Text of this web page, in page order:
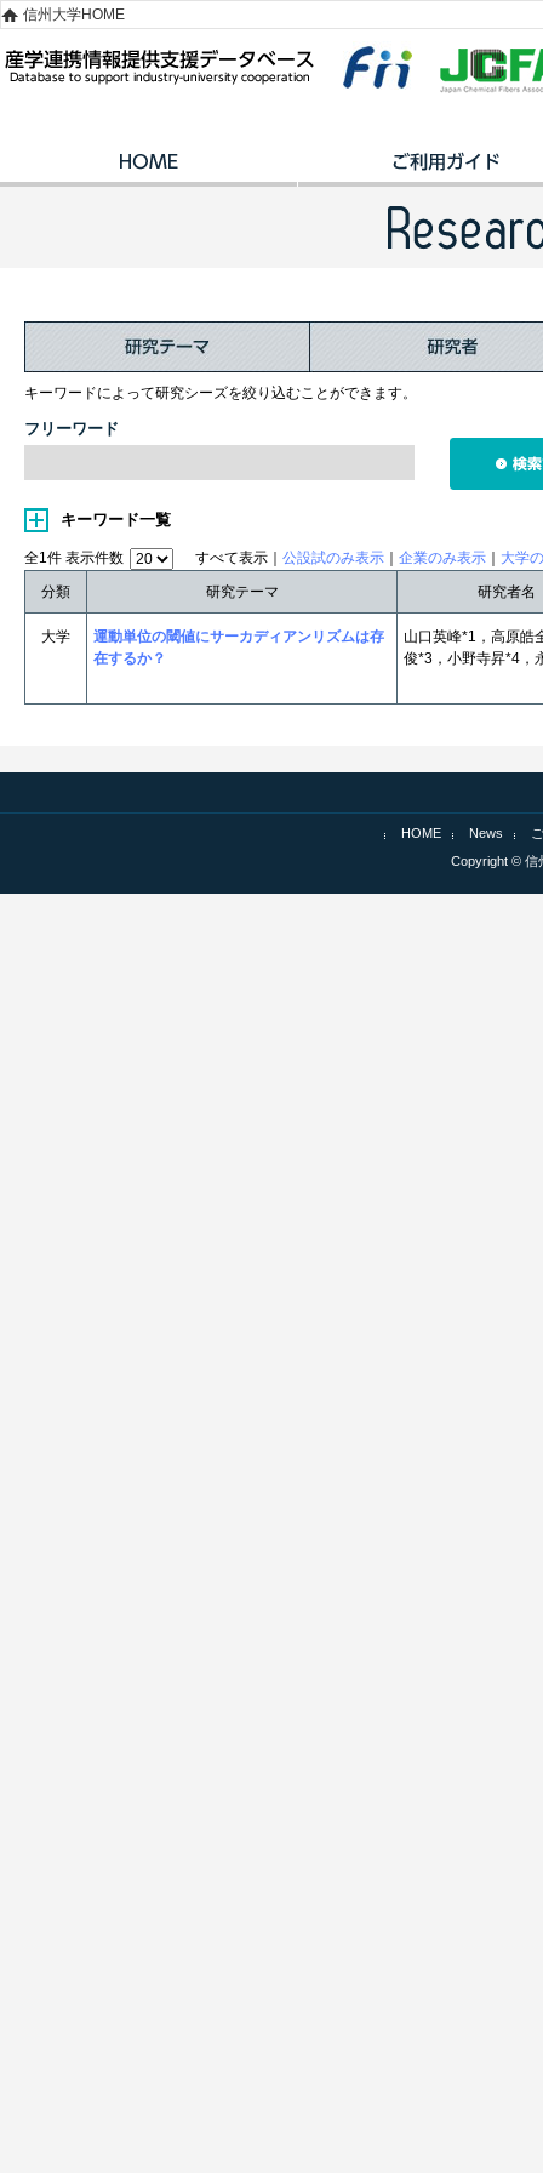
信州大学HOME
キーワードによって研究シーズを絞り込むことができます。
フリーワード
キーワード一覧
全1件 表示件数 すべて表示｜ 公設試のみ表示 企業のみ表示
大学
分類
研究テーマ 研究者名
大学
運動単位の閾値にサーカディアンリズムは存
在するか？
山口英峰*1，高原皓
俊*3，小野寺昇*4，
HOME News
Copyright © 信